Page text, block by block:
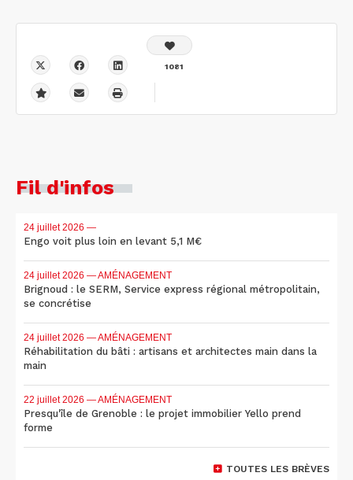
1081
Fil d'infos
24 juillet 2026 —
Engo voit plus loin en levant 5,1 M€
24 juillet 2026 — AMÉNAGEMENT
Brignoud : le SERM, Service express régional métropolitain,
se concrétise
24 juillet 2026 — AMÉNAGEMENT
Réhabilitation du bâti : artisans et architectes main dans la
main
22 juillet 2026 — AMÉNAGEMENT
Presqu'île de Grenoble : le projet immobilier Yello prend
forme
TOUTES LES BRÈVES